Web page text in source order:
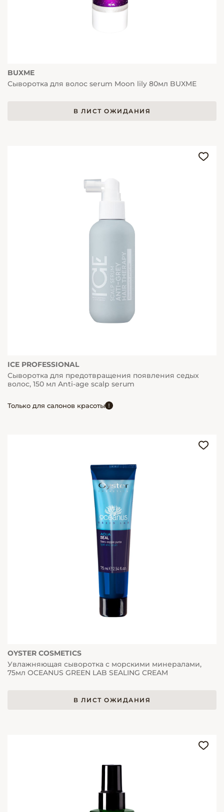
BUXME
Сыворотка для волос serum Moon lily 80мл BUXME
В ЛИСТ ОЖИДАНИЯ
ICE PROFESSIONAL
Сыворотка для предотвращения появления седых
волос, 150 мл Anti-age scalp serum
Только для салонов красоты
OYSTER COSMETICS
Увлажняющая сыворотка с морскими минералами,
75мл OCEANUS GREEN LAB SEALING CREAM
В ЛИСТ ОЖИДАНИЯ